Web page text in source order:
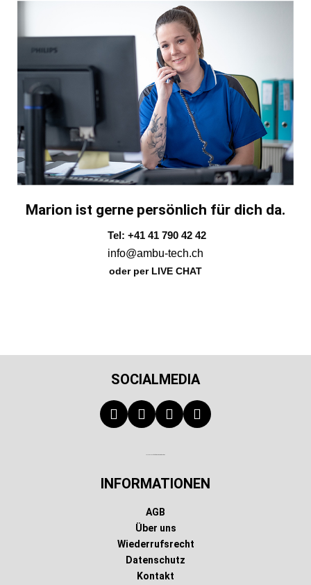
Marion ist gerne persönlich für dich da.
Tel: +41 41 790 42 42
info@ambu-tech.ch
oder per LIVE CHAT
SOCIALMEDIA
INFORMATIONEN
AGB
Über uns
Wiederrufsrecht
Datenschutz
Kontakt